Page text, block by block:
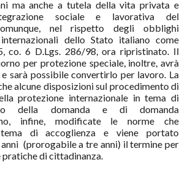
ma anche a tutela della vita privata e
sociale e lavorativa del
nel rispetto degli obblighi
dello Stato italiano come
co. 6 D.Lgs. 286/98, ora ripristinato. Il
per protezione speciale, inoltre, avrà
sarà possibile convertirlo per lavoro. La
alcune disposizioni sul procedimento di
protezione internazionale in tema di
della domanda e di domanda
infine, modificate le norme che
di accoglienza e viene portato
anni (prorogabile a tre anni) il termine per
pratiche di cittadinanza.